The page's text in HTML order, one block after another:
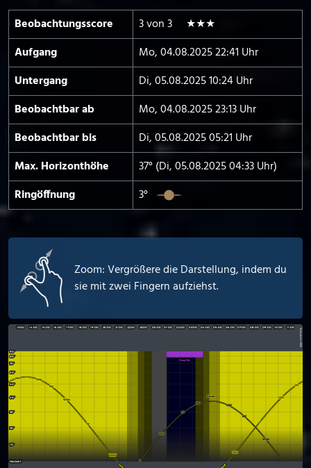
Beobachtungs­score
3 von 3 ★★★
Aufgang
Mo, 04.08.2025 22:41 Uhr
Untergang
Di, 05.08.2025 10:24 Uhr
Beobachtbar ab
Mo, 04.08.2025 23:13 Uhr
Beobachtbar bis
Di, 05.08.2025 05:21 Uhr
Max. Horizont­höhe
37° (Di, 05.08.2025 04:33 Uhr)
Ringöffnung
3°
Zoom: Vergrößere die Darstellung, indem du
sie mit zwei Fingern aufziehst.